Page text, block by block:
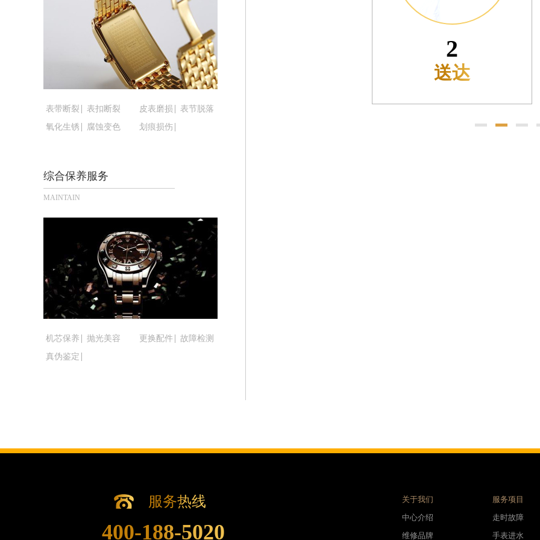
黑龙江省鹤岗市向阳区红军路腕表时光售后服务中心（需提前预约）
黑龙江省黑河市爱辉区中央街腕表时光售后服务中心（需提前预约）
黑龙江省鸡西市鸡冠区红军路腕表时光售后服务中心（需提前预约）
黑龙江省佳木斯市向阳区长安路腕表时光售后服务中心（需提前预约）
黑龙江省牡丹江市东安区太平路腕表时光售后服务中心（需提前预约）
黑龙江省七台河市桃山区大同街腕表时光售后服务中心（需提前预约）
黑龙江省齐齐哈尔市龙沙区龙华路腕表时光售后服务中心（需提前预约）
黑龙江省双鸭山市尖山区新兴大街腕表时光售后服务中心（需提前预约）
吉林省白山市浑江区浑江大街腕表时光售后服务中心（需提前预约）
吉林省辽源市龙山区人民大街腕表时光售后服务中心（需提前预约）
吉林省梅河口市新华街道梅河大街腕表时光售后服务中心（需提前预约）
吉林省四平市铁东区紫气大路与南九经街交汇处腕表时光售后服务中心（需提前预约）
吉林省松原市宁江区五环大街腕表时光售后服务中心（需提前预约）
吉林省通化市东昌区环通乡江南大街腕表时光售后服务中心（需提前预约）
辽宁省本溪市平山区胜利路腕表时光售后服务中心（需提前预约）
辽宁省铁岭市银州区南马路腕表时光售后服务中心（需提前预约）
辽宁省营口市站前区市府路与渤海大街交叉口腕表时光售后服务中心（需提前预约）
辽宁省沈阳市沈河区中街路137号亨得利名表维修授权店1楼腕表时光售后服务中心（需提前预约）
表带断裂 表扣断裂 皮表磨损
表节脱落
氧化生锈
腐蚀变色 划痕损伤
综合保养服务
MAINTAIN
机芯保养 抛光美容 更换配件
故障检测
真伪鉴定
2
送达
服务热线
400-188-5020
关于我们
中心介绍
维修品牌
服务项目
走时故障
手表进水